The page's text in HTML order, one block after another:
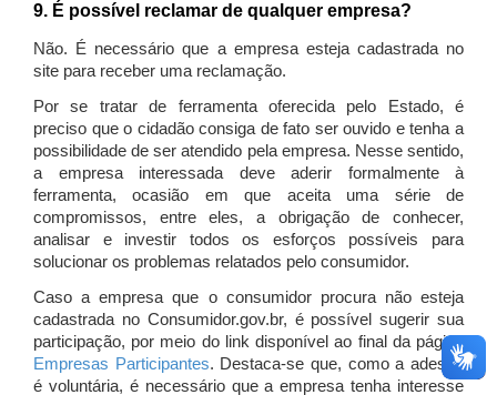
9. É possível reclamar de qualquer empresa?
Não. É necessário que a empresa esteja cadastrada no
site para receber uma reclamação.
Por se tratar de ferramenta oferecida pelo Estado, é
preciso que o cidadão consiga de fato ser ouvido e tenha a
possibilidade de ser atendido pela empresa. Nesse sentido,
a empresa interessada deve aderir formalmente à
ferramenta, ocasião em que aceita uma série de
compromissos, entre eles, a obrigação de conhecer,
analisar e investir todos os esforços possíveis para
solucionar os problemas relatados pelo consumidor.
Caso a empresa que o consumidor procura não esteja
cadastrada no Consumidor.gov.br, é possível sugerir sua
participação, por meio do link disponível ao final da página
Empresas Participantes. Destaca-se que, como a adesão
é voluntária, é necessário que a empresa tenha interesse